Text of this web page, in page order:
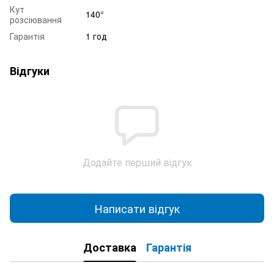
Кут
розсіювання
140°
Гарантія
1 год
Відгуки
Додайте перший відгук
Написати відгук
Доставка Гарантія